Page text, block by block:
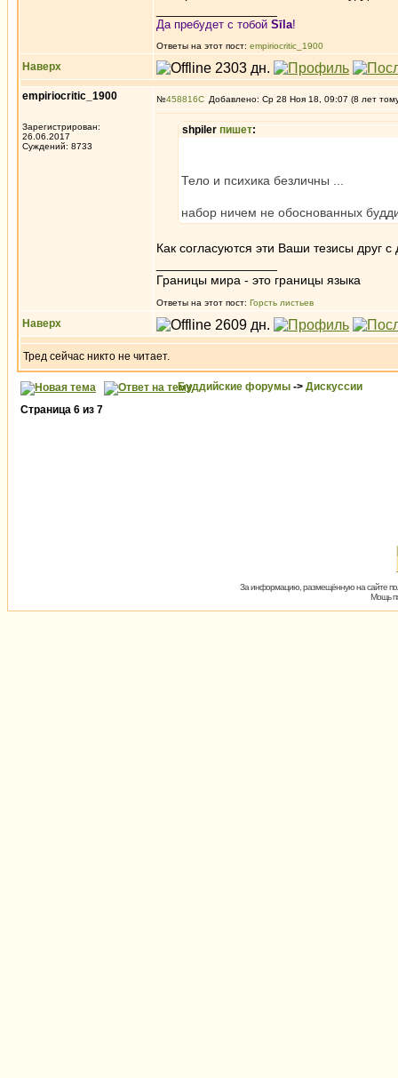
Да пребудет с тобой Sīla!
Ответы на этот пост: empiriocritic_1900
Наверх
empiriocritic_1900
Зарегистрирован:
26.06.2017
Суждений: 8733
№458816 Добавлено: Ср 28 Ноя 18, 09:07 (8 лет
shpiler пишет:
Тело и психика безличны ...
набор ничем не обоснованных
Как согласуются эти Ваши тезисы друг
Границы мира - это границы языка
Ответы на этот пост: Горсть листьев
Наверх
Тред сейчас никто не читает.
Буддийские форумы -> Дискуссии
Страница 6 из 7
За информацию, размещённую на сайте
Мощь